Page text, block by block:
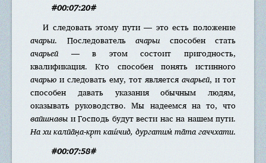
#00:07:20#
И следовать этому пути — это есть положение
ачарьи. Последователь ачарьиспособен стать
ачарьей— в этом состоит пригодность,
квалификация. Кто способен понять истинного
ачарью и следовать ему, тот является ачарьей, и тот
способен давать указания обычным людям,
оказывать руководство. Мы надеемся на то, что
вайшнавыи Господь будут вести нас на нашем пути.
На хи калйа̄н̣а-кр̣т каш́чид, дургатим̇ та̄та гаччхати.
#00:07:58#